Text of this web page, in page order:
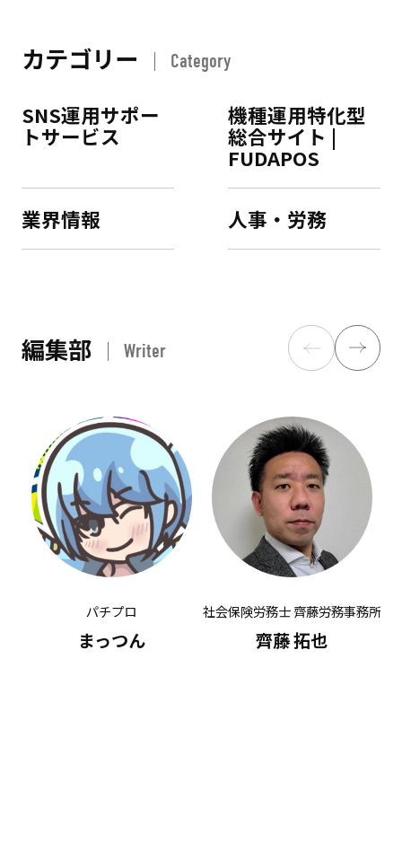
カテゴリー Category
SNS運用サポー
トサービス
機種運用特化型
総合サイト |
FUDAPOS
業界情報 人事・労務
編集部 Writer
パチプロ
まっつん
社会保険労務士 齊藤労務事務所
齊藤 拓也